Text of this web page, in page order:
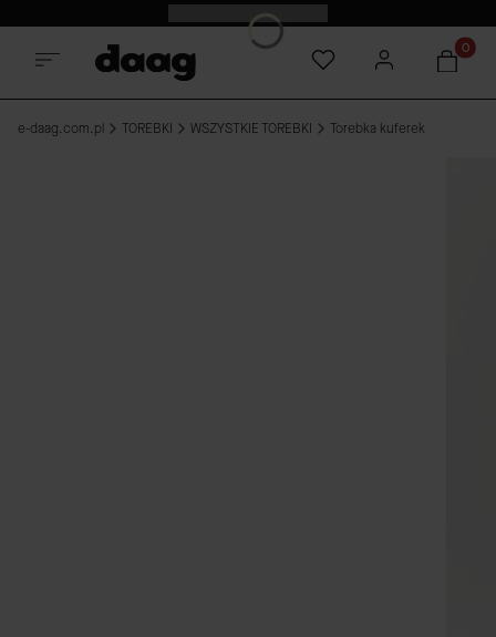
Odkryj nowości -15%
e-daag.com.pl TOREBKI WSZYSTKIE TOREBKI Torebka kuferek